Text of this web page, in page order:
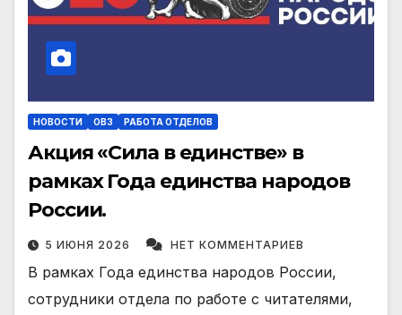
НОВОСТИ ОВЗ РАБОТА ОТДЕЛОВ
Акция «Сила в единстве» в
рамках Года единства народов
России.
5 ИЮНЯ 2026 НЕТ КОММЕНТАРИЕВ
В рамках Года единства народов России,
сотрудники отдела по работе с читателями,